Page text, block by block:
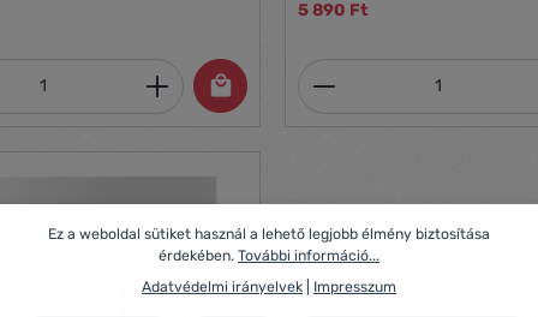
Adja meg a kívánt
5 890 Ft
Ez a weboldal sütiket használ a lehető legjobb élmény biztosítása
érdekében. További információ...
Adatvédelmi irányelvek
Impresszum